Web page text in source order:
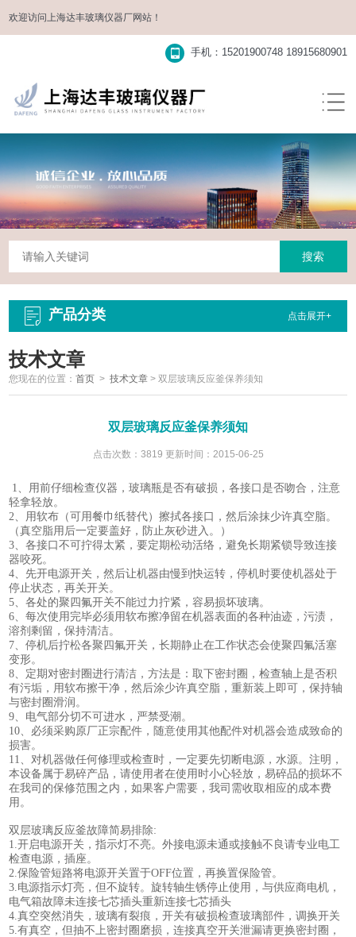
欢迎访问上海达丰玻璃仪器厂网站！
手机：15201900748 18915680901
产品分类 点击展开+
技术文章
您现在的位置：首页 >技术文章 >双层玻璃反应釜保养须知
双层玻璃反应釜保养须知
点击次数：3819 更新时间：2015-06-25
1
、用前仔细检查仪器，玻璃瓶是否有破损，各接口是否吻合，注意
轻拿轻放。
2 、用软布（可用餐巾纸替代）擦拭各接口，然后涂抹少许真空脂。
（真空脂用后一定要盖好，防止灰砂进入。）
3 、各接口不可拧得太紧，要定期松动活络，避免长期紧锁导致连接
器咬死。
4 、先开电源开关，然后让机器由慢到快运转，停机时要使机器处于
停止状态，再关开关。
5 、各处的聚四氟开关不能过力拧紧，容易损坏玻璃。
6 、每次使用完毕必须用软布擦净留在机器表面的各种油迹，污渍，
溶剂剩留，保持清洁。
7 、停机后拧松各聚四氟开关，长期静止在工作状态会使聚四氟活塞
变形。
8 、定期对密封圈进行清洁，方法是：取下密封圈，检查轴上是否积
有污垢，用软布擦干净，然后涂少许真空脂，重新装上即可，保持轴
与密封圈滑润。
9 、电气部分切不可进水，严禁受潮。
10 、必须采购原厂正宗配件，随意使用其他配件对机器会造成致命的
损害。
11
、对机器做任何修理或检查时，一定要先切断电源，水源。注明，
本设备属于易碎产品，请使用者在使用时小心轻放，易碎品的损坏不
在我司的保修范围之内，如果客户需要，我司需收取相应的成本费
用。
双层玻璃反应釜故障简易排除:
1.开启电源开关，指示灯不亮。外接电源未通或接触不良请专业电工
检查电源，插座。
2.保险管短路将电源开关置于OFF位置，再换置保险管。
3. 电源指示灯亮，但不旋转。旋转轴生锈停止使用，与供应商电机，
电气箱故障未连接七芯插头重新连接七芯插头
4.真空突然消失，玻璃有裂痕，开关有破损检查玻璃部件，调换开关
5.有真空，但抽不上密封圈磨损，连接真空开关泄漏请更换密封圈，